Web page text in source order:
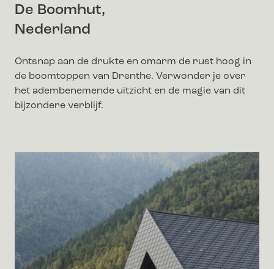
De Boomhut,
Nederland
Ontsnap aan de drukte en omarm de rust hoog in
de boomtoppen van Drenthe. Verwonder je over
het adembenemende uitzicht en de magie van dit
bijzondere verblijf.